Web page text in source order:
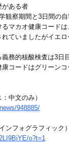
がある者
観察期間と3日間の
マカオ健康コードは
ていましたがイエ
義務的核酸検査は3日
コードはグリーンコ
中文のみ）
948885/
ンフォグラフィック）
o?t=1